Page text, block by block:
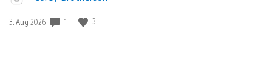
Veröffentlichungsdatum:
3. Aug 2026 1 3